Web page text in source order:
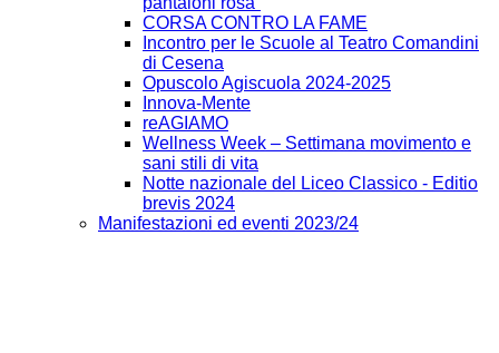
CORSA CONTRO LA FAME
Incontro per le Scuole al Teatro Comandini
di Cesena
Opuscolo Agiscuola 2024-2025
Innova-Mente
reAGIAMO
Wellness Week – Settimana movimento e
sani stili di vita
Notte nazionale del Liceo Classico - Editio
brevis 2024
Manifestazioni ed eventi 2023/24